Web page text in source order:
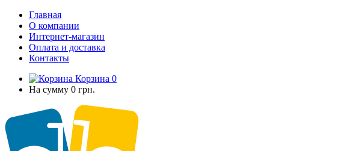
Главная
О компании
Интернет-магазин
Оплата и доставка
Контакты
Корзина 0
На сумму 0 грн.